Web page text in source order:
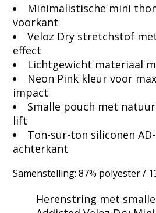
Minimalistische mini
voorkant
Veloz Dry stretchstof
effect
Lichtgewicht materiaal
Neon Pink kleur voor
impact
Smalle pouch met
lift
Ton-sur-ton siliconen
achterkant
Samenstelling: 87% polyester /
Herenstring met